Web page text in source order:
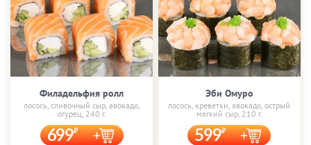
Филадельфия ролл
лосось, сливочный сыр, авокадо,
огурец, 240 г.
699
Эби Омуро
лосось, креветки, авокадо, острый
мягкий сыр, 210 г.
599